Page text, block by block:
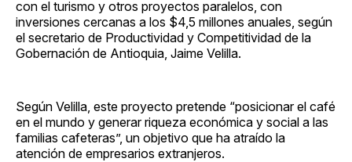
con el turismo y otros proyectos paralelos, con
inversiones cercanas a los $4,5 millones anuales, según
el secretario de Productividad y Competitividad de la
Gobernación de Antioquia, Jaime Velilla.
Según Velilla, este proyecto pretende “posicionar el café
en el mundo y generar riqueza económica y social a las
familias cafeteras”, un objetivo que ha atraído la
atención de empresarios extranjeros.